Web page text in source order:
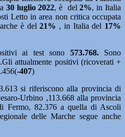
30 luglio 2022, è del2%, in Italia
Letto in area non critica occupata
è del21% , in Italia del 17%
ai test sono 573.768. Sono
attualmente positivi (ricoverati +
-407)
si riferiscono alla provincia di
Urbino ,113.668 alla provincia
Fermo, 82.376 a quella di Ascoli
delle Marche segue anche